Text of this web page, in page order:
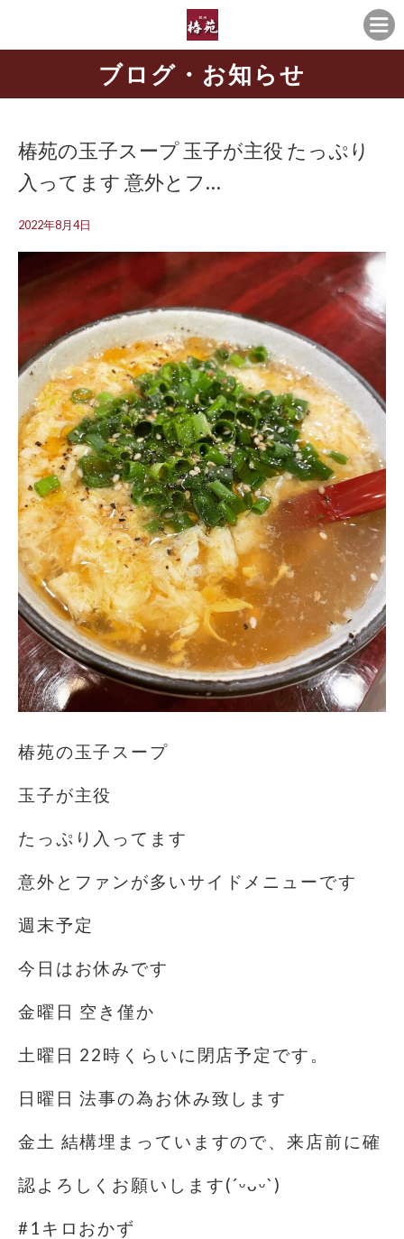
ブログ・お知らせ
椿苑の玉子スープ 玉子が主役️ たっぷり
入ってます 意外とフ…
2022年8月4日
椿苑の玉子スープ
玉子が主役️
たっぷり入ってます
意外とファンが多いサイドメニューです
週末予定
今日はお休みです
金曜日 空き僅か
土曜日 22時くらいに閉店予定です。
日曜日 法事の為お休み致します
金土 結構埋まっていますので、来店前に確
認よろしくお願いします(´ᵕᴗᵕ`)
#1キロおかず